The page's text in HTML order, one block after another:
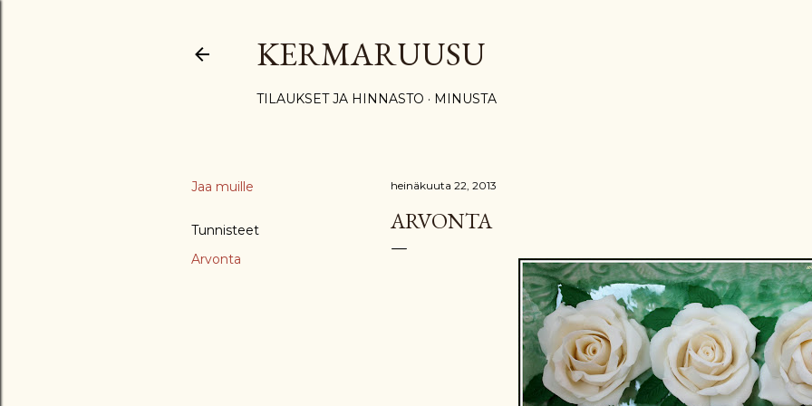
KERMARUUSU
TILAUKSET JA HINNASTO MINUSTA
Jaa muille
Tunnisteet
Arvonta
heinäkuuta 22, 2013
ARVONTA